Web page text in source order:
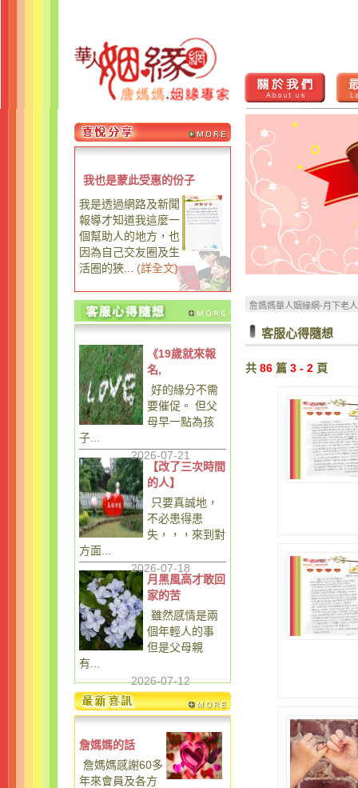
我也是蒙此受惠的份子
我是透過網路及新聞
報導才知道我這麼一
個幫助人的地方，也
因為自己交友圈及生
活圈的狹...
(詳全文)
《19歲就來報
名,
好的緣分不需
要催促。 但父
母早一點為孩
子...
2026-07-21
【改了三次時間
的人】
只要真誠地，
不必患得患
失，，，來到對
方面...
2026-07-18
月黑風高才敢回
家的苦
雖然感情是兩
個年輕人的事
但是父母親
有...
2026-07-12
詹媽媽的話
詹媽媽感謝60多
年來會員及各方
詹媽媽華人姻緣網-月下老
客服心得隨想
共 86 篇 3 - 2 頁